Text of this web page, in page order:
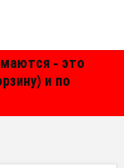
- это
и по